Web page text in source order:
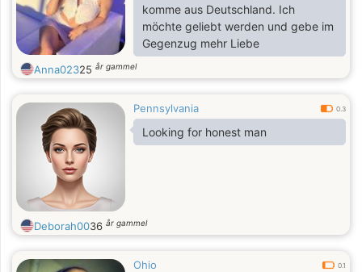
komme aus Deutschland. Ich
möchte geliebt werden und gebe im
Gegenzug mehr Liebe
Anna02325 år gammel
Pennsylvania 0.3
Looking for honest man
Deborah0036 år gammel
Ohio 0.1